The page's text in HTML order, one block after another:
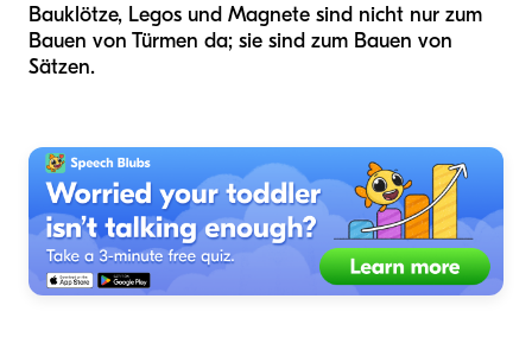
Bauklötze, Legos und Magnete sind nicht nur zum
Bauen von Türmen da; sie sind zum Bauen von
Sätzen.